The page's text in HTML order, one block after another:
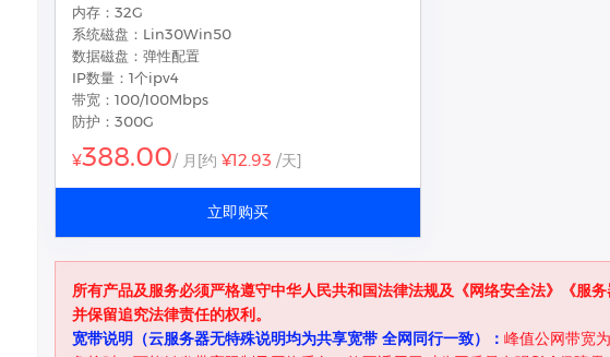
内存：32G
系统磁盘：Lin30Win50
数据磁盘：弹性配置
IP数量：1个ipv4
带宽：100/100Mbps
防护：300G
¥388.00/ 月 [约 ¥12.93 /天]
立即购买
所有产品及服务必须严格遵守中华人民共和国法律法规及《网络安全法》《服
并保留追究法律责任的权利。
宽带说明（云服务器无特殊说明均为共享宽带 全网同行一致）： 峰值公网带宽